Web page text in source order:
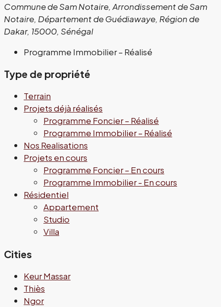
Commune de Sam Notaire, Arrondissement de Sam
Notaire, Département de Guédiawaye, Région de
Dakar, 15000, Sénégal
Programme Immobilier – Réalisé
Type de propriété
Terrain
Projets déjà réalisés
Programme Foncier – Réalisé
Programme Immobilier – Réalisé
Nos Realisations
Projets en cours
Programme Foncier – En cours
Programme Immobilier - En cours
Résidentiel
Appartement
Studio
Villa
Cities
Keur Massar
Thiès
Ngor